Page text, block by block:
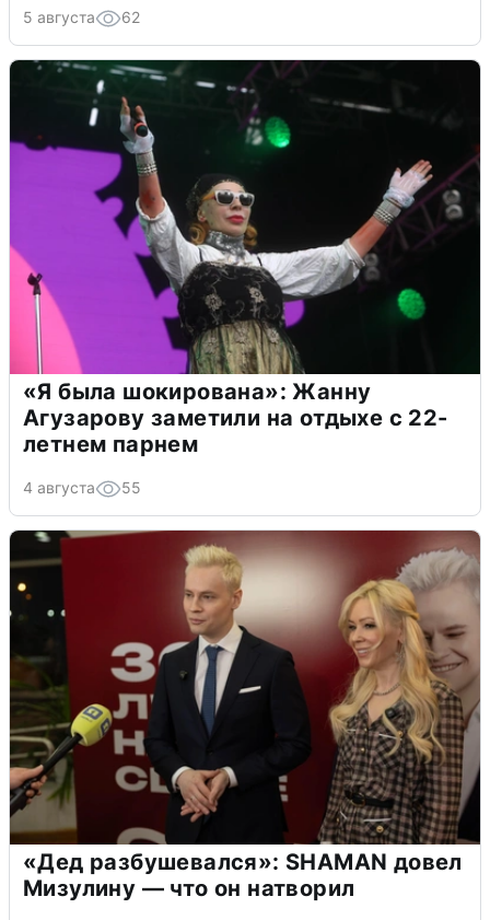
5 августа 62
«Я была шокирована»: Жанну
Агузарову заметили на отдыхе с 22-
летнем парнем
4 августа 55
«Дед разбушевался»: SHAMAN довел
Мизулину — что он натворил